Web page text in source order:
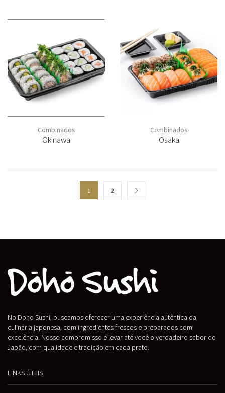
Combinados
Okinawa
Combinados
Osaka
1 2
No Doho Sushi, buscamos oferecer uma experiência autêntica da
culinária japonesa, com ingredientes frescos e preparados com
excelência. Nosso compromisso é levar até você o verdadeiro sabor do
Japão, com qualidade e tradição em cada prato.
LINKS ÚTEIS